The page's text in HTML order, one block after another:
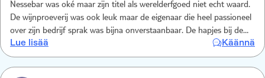
Nessebar was oké maar zijn titel als werelderfgoed niet echt waard.
De wijnproeverij was ook leuk maar de eigenaar die heel passioneel
over zijn bedrijf sprak was bijna onverstaanbaar. De hapjes bij de
proeverij waren al erg lang ervoor klaargemaakt en dat proefde jé.
Lue lisää Käännä